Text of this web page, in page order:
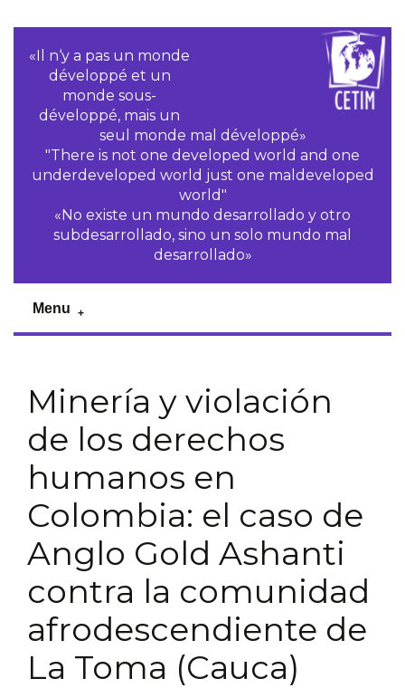
«Il n‘y a pas un monde
développé et un
monde sous-
développé, mais un
seul monde mal développé»
"There is not one developed world and one
underdeveloped world just one maldeveloped
world"
«No existe un mundo desarrollado y otro
subdesarrollado, sino un solo mundo mal
desarrollado»
Menu
Minería y violación
de los derechos
humanos en
Colombia: el caso de
Anglo Gold Ashanti
contra la comunidad
afrodescendiente de
La Toma (Cauca)